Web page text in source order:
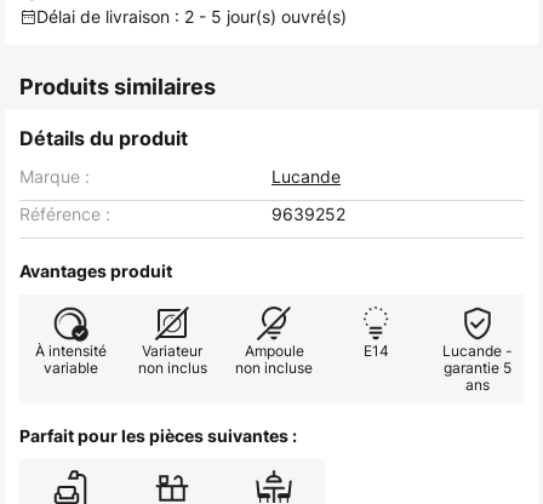
Délai de livraison : 2 - 5 jour(s) ouvré(s)
Produits similaires
Détails du produit
Marque :
Lucande
Référence :
9639252
Avantages produit
À intensité
variable
Variateur
non inclus
Ampoule
non incluse
E14
Lucande -
garantie 5
ans
Parfait pour les pièces suivantes :